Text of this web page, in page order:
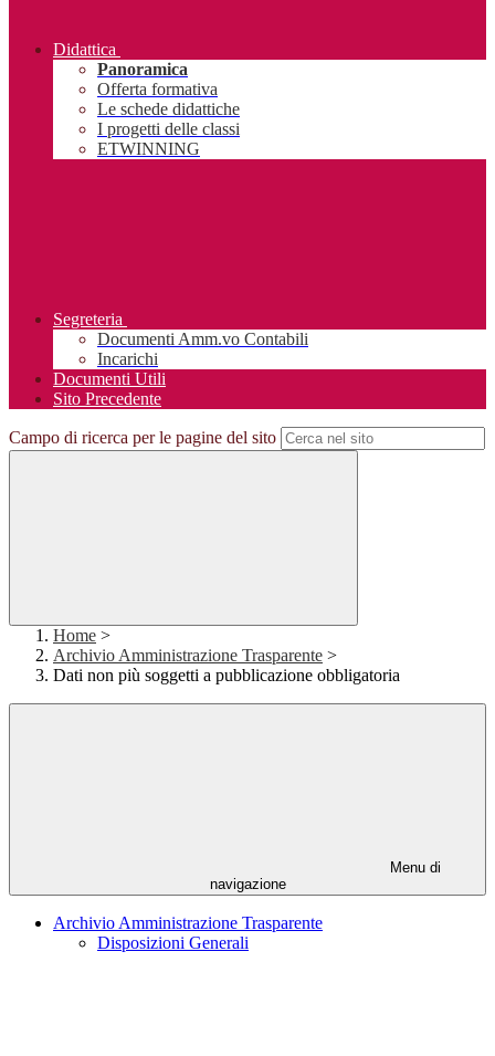
Didattica
Panoramica
Offerta formativa
Le schede didattiche
I progetti delle classi
ETWINNING
Segreteria
Documenti Amm.vo Contabili
Incarichi
Documenti Utili
Sito Precedente
Campo di ricerca per le pagine del sito
Home >
Archivio Amministrazione Trasparente >
Dati non più soggetti a pubblicazione obbligatoria
Menu di
navigazione
Archivio Amministrazione Trasparente
Disposizioni Generali